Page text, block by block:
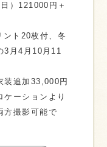
）121000円＋
ト20枚付、冬
3月4月10月11
装追加33,000円
ーションより
方撮影可能で